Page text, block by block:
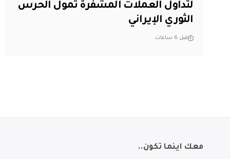
لتداول العملات المشفرة تمول الحرس
الثوري الإيراني
قبل 6 ساعات
معك اينما تكون..